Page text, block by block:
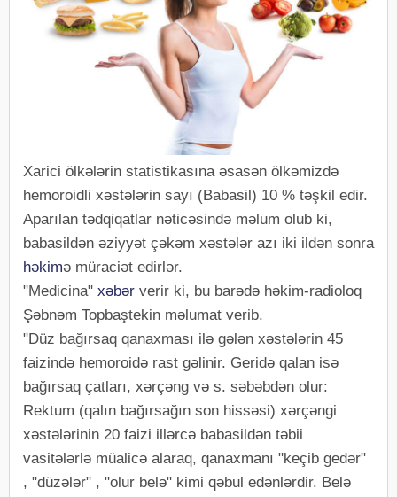
Xarici ölkələrin statistikasına əsasən ölkəmizdə
hemoroidli xəstələrin sayı (Babasil) 10 % təşkil edir.
Aparılan tədqiqatlar nəticəsində məlum olub ki,
babasildən əziyyət çəkəm xəstələr azı iki ildən sonra
həkimə müraciət edirlər.
"Medicina" xəbər verir ki, bu barədə həkim-radioloq
Şəbnəm Topbaştekin məlumat verib.
"Düz bağırsaq qanaxması ilə gələn xəstələrin 45
faizində hemoroidə rast gəlinir. Geridə qalan isə
bağırsaq çatları, xərçəng və s. səbəbdən olur:
Rektum (qalın bağırsağın son hissəsi) xərçəngi
xəstələrinin 20 faizi illərcə babasildən təbii
vasitələrlə müalicə alaraq, qanaxmanı "keçib gedər"
, "düzələr" , "olur belə" kimi qəbul edənlərdir. Belə